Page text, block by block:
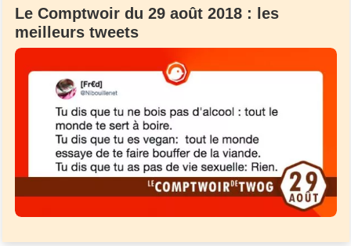
Le Comptwoir du 29 août 2018 : les
meilleurs tweets